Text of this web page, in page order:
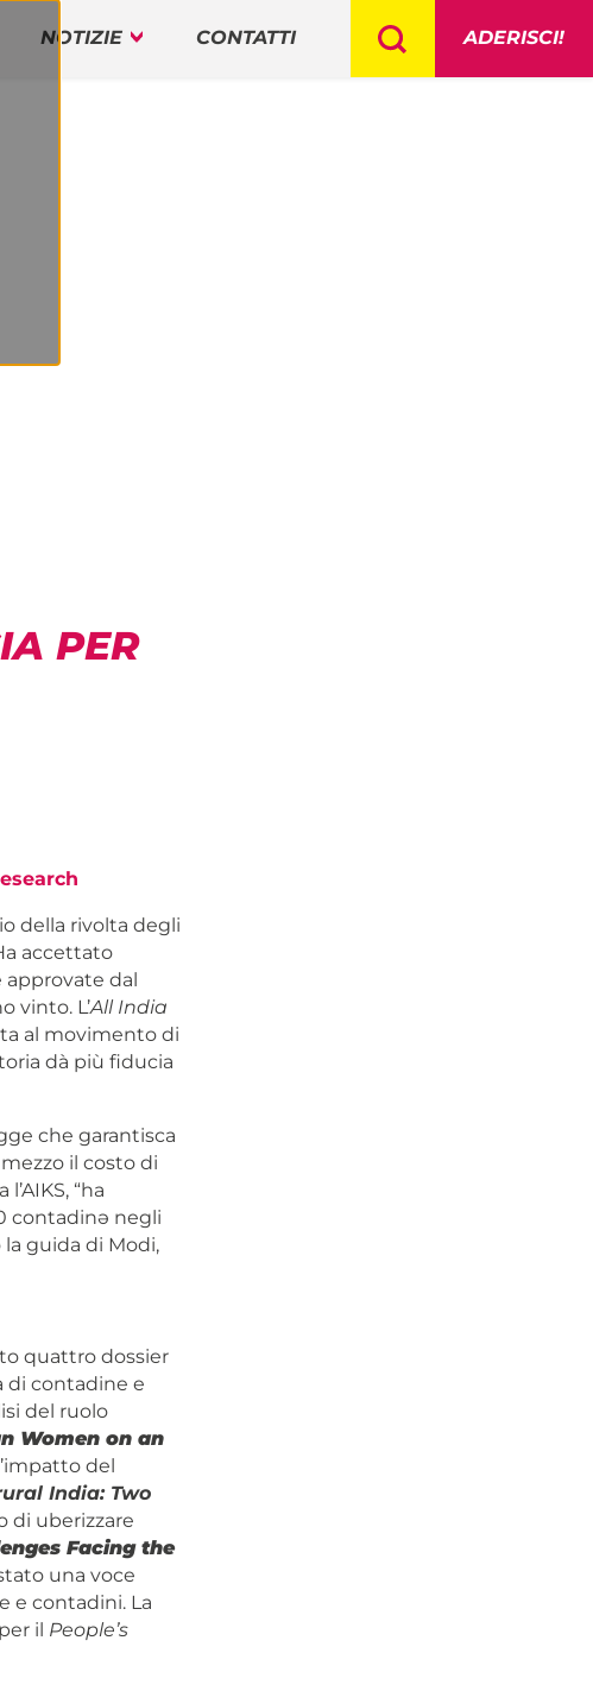
NOTIZIE CONTATTI ADERISCI!
PER
della rivolta degli
accettato
dal
vinto. L’All India
al movimento di
dà più fiducia
che garantisca
il costo di
“ha
contadinə negli
guida di Modi,
quattro dossier
di contadine e
del ruolo
Women on an
del
India: Two
di uberizzare
Facing the
una voce
e contadini. La
il People’s